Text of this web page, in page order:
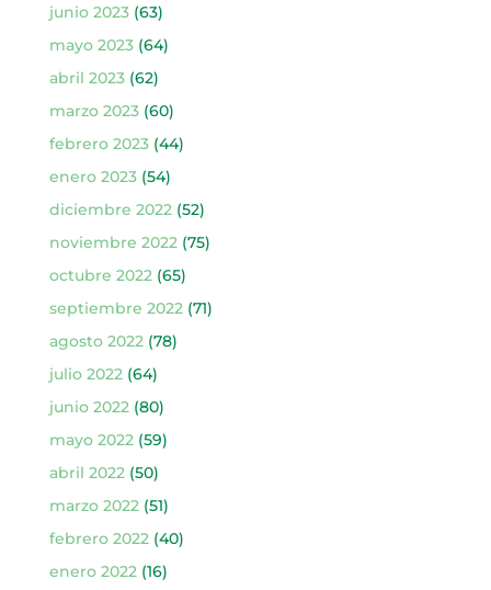
junio 2023(63)
mayo 2023(64)
abril 2023(62)
marzo 2023(60)
febrero 2023(44)
enero 2023(54)
diciembre 2022 (52)
noviembre 2022 (75)
octubre 2022 (65)
septiembre 2022 (71)
agosto 2022 (78)
julio 2022 (64)
junio 2022 (80)
mayo 2022 (59)
abril 2022 (50)
marzo 2022 (51)
febrero 2022 (40)
enero 2022 (16)